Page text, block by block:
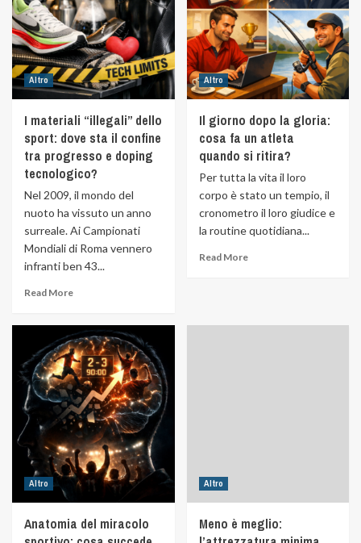
Altro
I materiali “illegali” dello
sport: dove sta il confine
tra progresso e doping
tecnologico?
Nel 2009, il mondo del
nuoto ha vissuto un anno
surreale. Ai Campionati
Mondiali di Roma vennero
infranti ben 43...
Read More
Altro
Il giorno dopo la gloria:
cosa fa un atleta
quando si ritira?
Per tutta la vita il loro
corpo è stato un tempio, il
cronometro il loro giudice e
la routine quotidiana...
Read More
Altro
Anatomia del miracolo
Altro
Meno è meglio: